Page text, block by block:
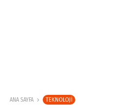
ANA SAYFA TEKNOLOJI